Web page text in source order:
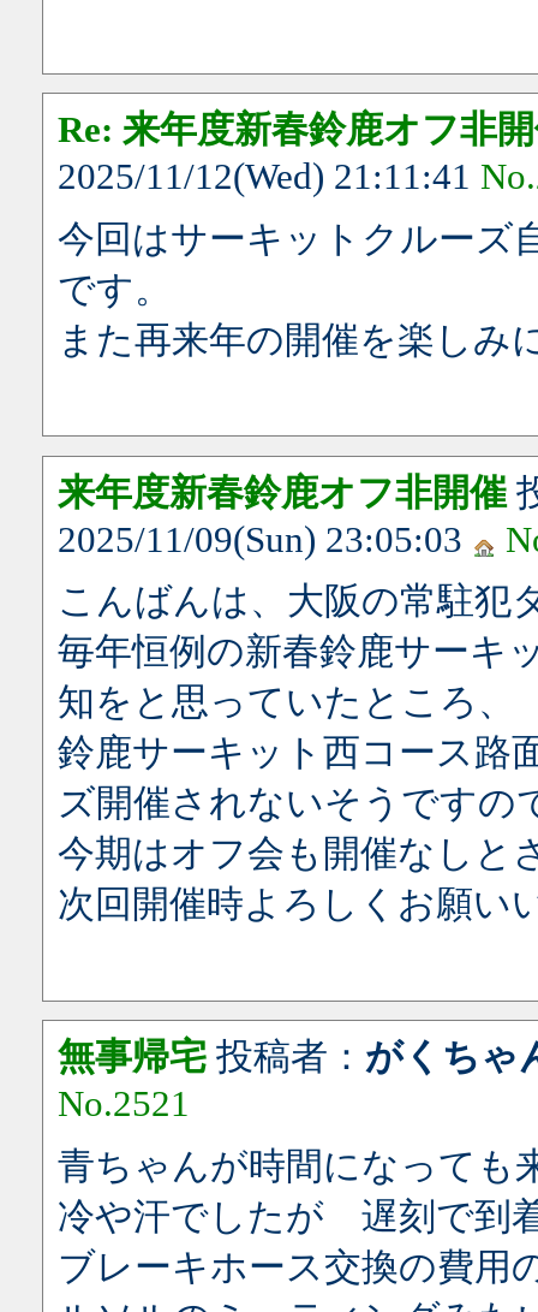
Re: 来年度新春鈴鹿オフ非
2025/11/12(Wed) 21:11:41
今回はサーキットクルーズ
です。
また再来年の開催を楽しみ
来年度新春鈴鹿オフ非開催
2025/11/09(Sun) 23:05:03
こんばんは、大阪の常駐犯
毎年恒例の新春鈴鹿サーキ
知をと思っていたところ、
鈴鹿サーキット西コース路
ズ開催されないそうですの
今期はオフ会も開催なしと
次回開催時よろしくお願い
無事帰宅 投稿者： がくちゃ
No.2521
青ちゃんが時間になって
冷や汗でしたが 遅刻で到
ブレーキホース交換の費用